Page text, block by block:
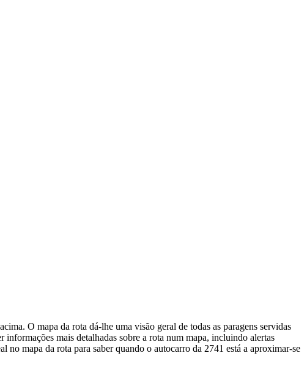
O mapa da rota dá-lhe uma visão geral de todas as paragens servidas
informações mais detalhadas sobre a rota num mapa, incluindo alertas
no mapa da rota para saber quando o autocarro da 2741 está a aproximar-se